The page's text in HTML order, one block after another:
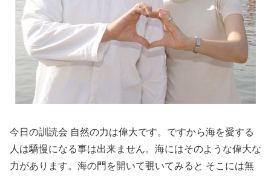
今日の訓読会 自然の力は偉大です。ですから海を愛する
人は驕慢になる事は出来ません。海にはそのような偉大な
力があります。海の門を開いて覗いてみると そこには無